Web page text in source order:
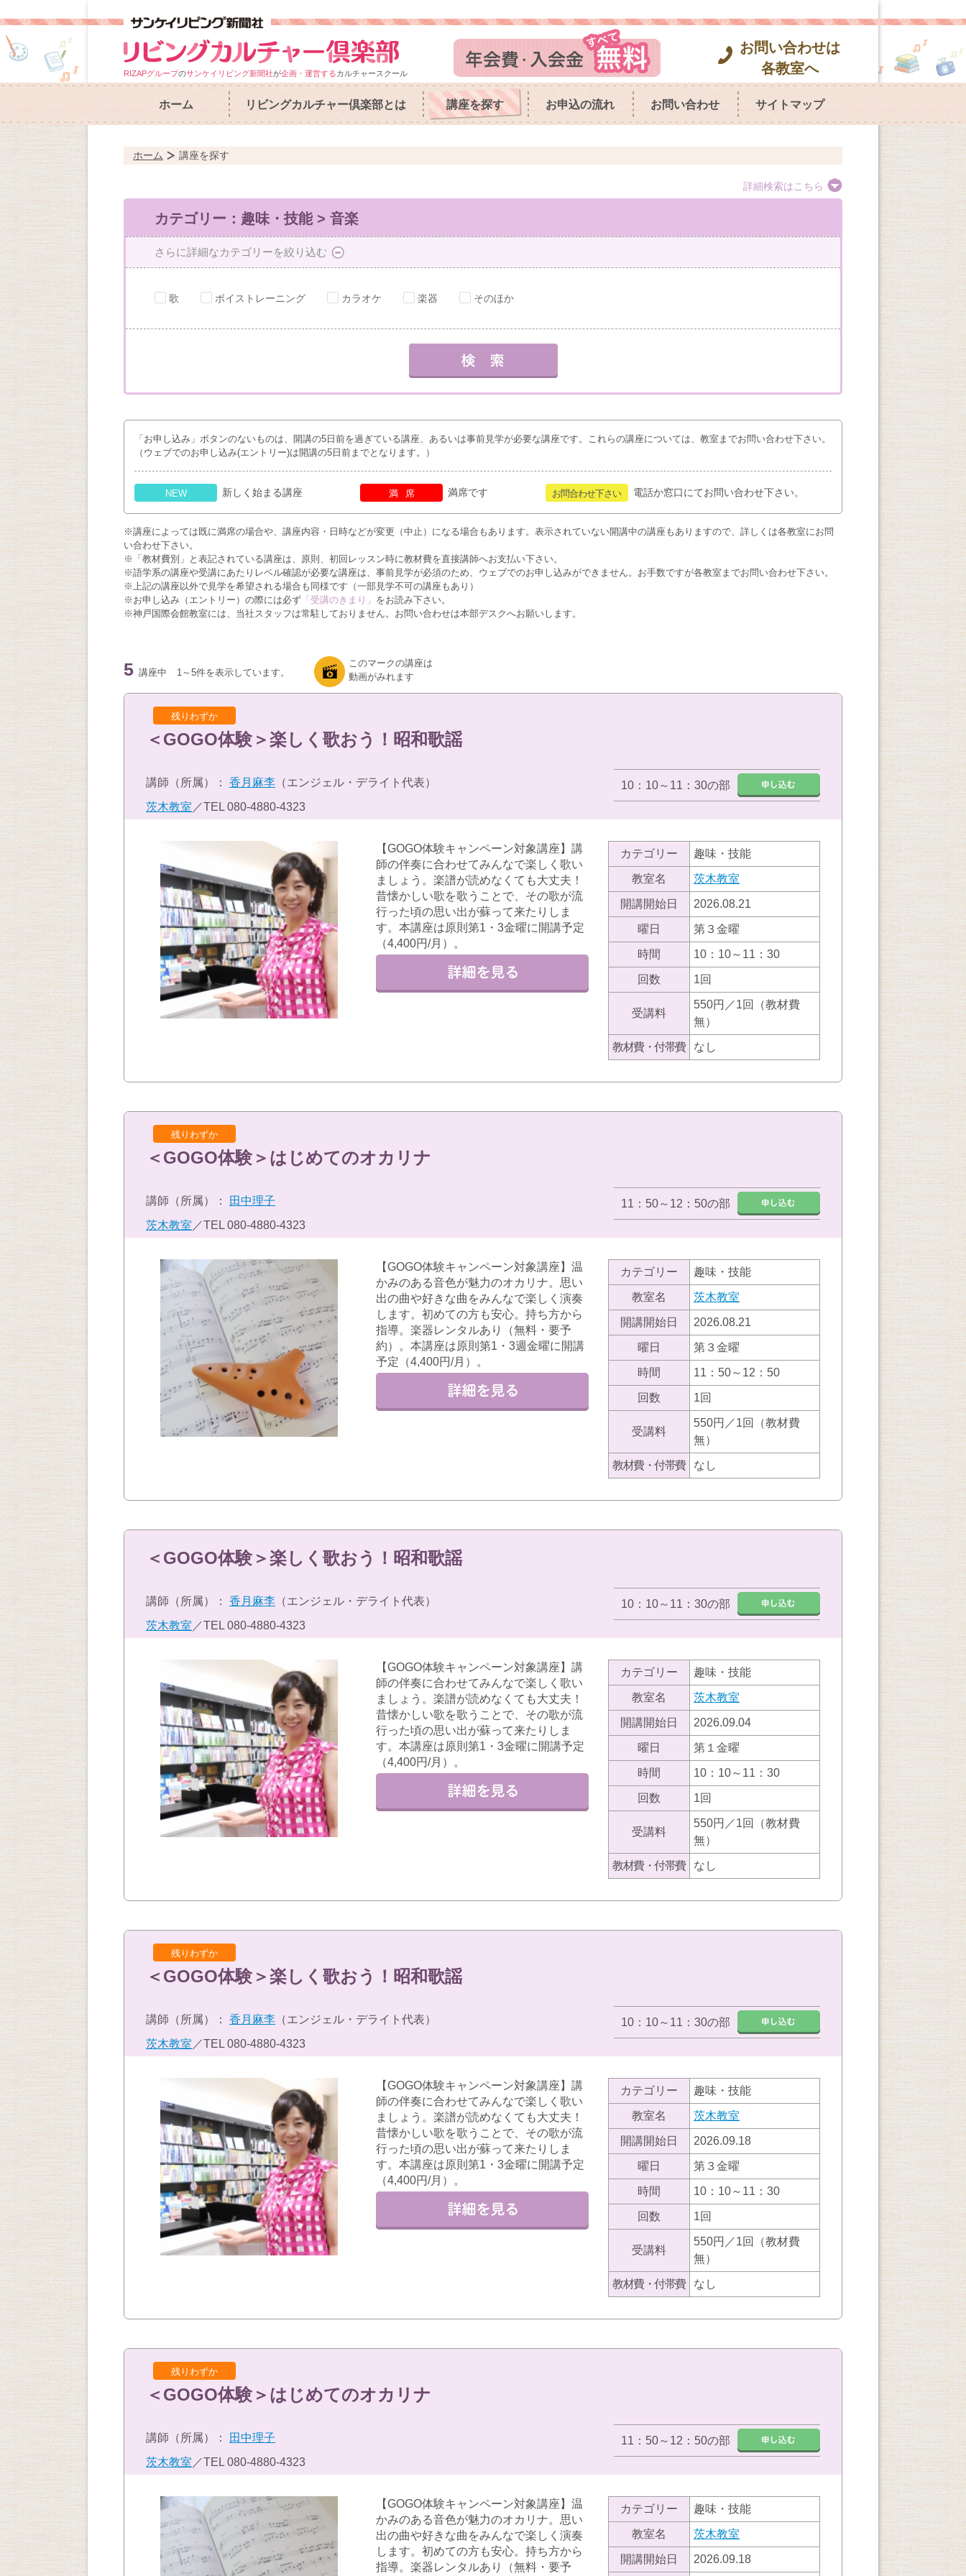
RIZAPグループのサンケイリビング新聞社が企画・運営するカルチャースクール
お問い合わせは
各教室へ
ホーム リビングカルチャー倶楽部とは 講座を探す お申込の流れ お問い合わせ サイトマップ
ホーム 講座を探す
詳細検索はこちら
カテゴリー：趣味・技能 > 音楽
さらに詳細なカテゴリーを絞り込む
歌 ボイストレーニング カラオケ 楽器 そのほか
「お申し込み」ボタンのないものは、開講の5日前を過ぎている講座、あるいは事前見学が必要な講座です。これらの講座については、教室までお問い合わせ下さい。
（ウェブでのお申し込み(エントリー)は開講の5日前までとなります。）
NEW 新しく始まる講座 満席 満席です お問合わせ下さい 電話か窓口にてお問い合わせ下さい。
※講座によっては既に満席の場合や、講座内容・日時などが変更（中止）になる場合もあります。表示されていない開講中の講座もありますので、詳しくは各教室にお問
い合わせ下さい。
※「教材費別」と表記されている講座は、原則、初回レッスン時に教材費を直接講師へお支払い下さい。
※語学系の講座や受講にあたりレベル確認が必要な講座は、事前見学が必須のため、ウェブでのお申し込みができません。お手数ですが各教室までお問い合わせ下さい。
※上記の講座以外で見学を希望される場合も同様です（一部見学不可の講座もあり）
※お申し込み（エントリー）の際には必ず 「受講のきまり」 をお読み下さい。
※神戸国際会館教室には、当社スタッフは常駐しておりません。お問い合わせは本部デスクへお願いします。
5 講座中 1～5件を表示しています。
このマークの講座は
動画がみれます
残りわずか
＜GOGO体験＞楽しく歌おう！昭和歌謡
講師（所属）： 香月麻李 （エンジェル・デライト代表）
茨木教室 ／TEL 080-4880-4323
10：10～11：30の部
【GOGO体験キャンペーン対象講座】講
師の伴奏に合わせてみんなで楽しく歌い
ましょう。楽譜が読めなくても大丈夫！
昔懐かしい歌を歌うことで、その歌が流
行った頃の思い出が蘇って来たりしま
す。本講座は原則第1・3金曜に開講予定
（4,400円/月）。
カテゴリー 趣味・技能
教室名 茨木教室
開講開始日 2026.08.21
曜日 第３金曜
時間 10：10～11：30
回数 1回
受講料
550円／1回（教材費
無）
教材費・付帯費 なし
残りわずか
＜GOGO体験＞はじめてのオカリナ
講師（所属）：
田中理子
茨木教室 ／TEL 080-4880-4323
11：50～12：50の部
【GOGO体験キャンペーン対象講座】温
かみのある音色が魅力のオカリナ。思い
出の曲や好きな曲をみんなで楽しく演奏
します。初めての方も安心。持ち方から
指導。楽器レンタルあり（無料・要予
約）。本講座は原則第1・3週金曜に開講
予定（4,400円/月）。
カテゴリー 趣味・技能
教室名 茨木教室
開講開始日 2026.08.21
曜日 第３金曜
時間 11：50～12：50
回数 1回
受講料
550円／1回（教材費
無）
教材費・付帯費 なし
＜GOGO体験＞楽しく歌おう！昭和歌謡
講師（所属）： 香月麻李 （エンジェル・デライト代表）
茨木教室 ／TEL 080-4880-4323
10：10～11：30の部
【GOGO体験キャンペーン対象講座】講
師の伴奏に合わせてみんなで楽しく歌い
ましょう。楽譜が読めなくても大丈夫！
昔懐かしい歌を歌うことで、その歌が流
行った頃の思い出が蘇って来たりしま
す。本講座は原則第1・3金曜に開講予定
（4,400円/月）。
カテゴリー 趣味・技能
教室名 茨木教室
開講開始日 2026.09.04
曜日 第１金曜
時間 10：10～11：30
回数 1回
受講料
550円／1回（教材費
無）
教材費・付帯費 なし
残りわずか
＜GOGO体験＞楽しく歌おう！昭和歌謡
講師（所属）： 香月麻李 （エンジェル・デライト代表）
茨木教室 ／TEL 080-4880-4323
10：10～11：30の部
【GOGO体験キャンペーン対象講座】講
師の伴奏に合わせてみんなで楽しく歌い
ましょう。楽譜が読めなくても大丈夫！
昔懐かしい歌を歌うことで、その歌が流
行った頃の思い出が蘇って来たりしま
す。本講座は原則第1・3金曜に開講予定
（4,400円/月）。
カテゴリー 趣味・技能
教室名 茨木教室
開講開始日 2026.09.18
曜日 第３金曜
時間 10：10～11：30
回数 1回
受講料
550円／1回（教材費
無）
教材費・付帯費 なし
残りわずか
＜GOGO体験＞はじめてのオカリナ
講師（所属）：
田中理子
茨木教室 ／TEL 080-4880-4323
11：50～12：50の部
【GOGO体験キャンペーン対象講座】温
かみのある音色が魅力のオカリナ。思い
出の曲や好きな曲をみんなで楽しく演奏
します。初めての方も安心。持ち方から
指導。楽器レンタルあり（無料・要予
カテゴリー 趣味・技能
教室名 茨木教室
開講開始日 2026.09.18